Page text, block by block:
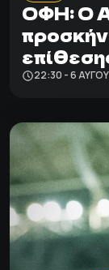
ΟΦΗ: Ο
22:30 - 6